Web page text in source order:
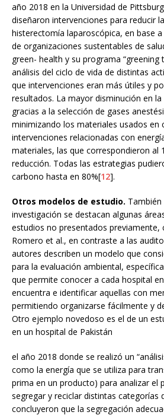
año 2018 en la Universidad de
diseñaron intervenciones para reducir
histerectomía laparoscópica, en base
de organizaciones sustentables de
green- health y su programa “greening
análisis del ciclo de vida de distintas
que intervenciones eran más útiles y
resultados. La mayor disminución en
gracias a la selección de gases
minimizando los materiales usados en
intervenciones relacionadas con
materiales, las que correspondieron al
reducción. Todas las estrategias
carbono hasta en 80%[12].
Otros modelos de estudio.
investigación se destacan algunas
estudios no presentados previamente,
Romero et al., en contraste a las
autores describen un modelo que
para la evaluación ambiental,
que permite conocer a cada hospital
encuentra e identificar aquellas con
permitiendo organizarse fácilmente y
Otro ejemplo novedoso es el de un
en un hospital de Pakistán
el año 2018 donde se realizó un
como la energía que se utiliza para
prima en un producto) para analizar el
segregar y reciclar distintas categorías
concluyeron que la segregación